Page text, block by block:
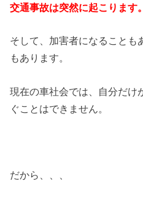
交通事故は突然に起こります。
そして、加害者になることも
もあります。
現在の車社会では、自分だけ
ぐことはできません。
だから、、、